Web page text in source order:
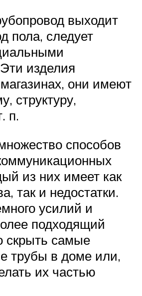
выходит
пола, следует
изделия
они имеют
структуру,
п.
способов
из них имеет как
так и недостатки.
усилий и
подходящий
скрыть самые
трубы в доме или,
их частью